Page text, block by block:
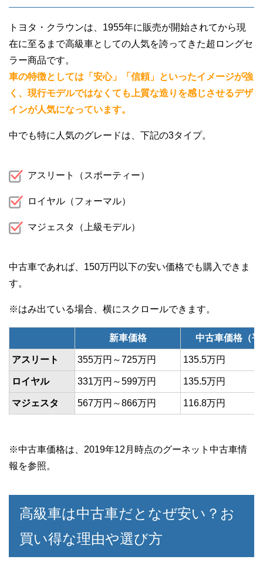
トヨタ・クラウンは、1955年に販売が開始されてから現
在に至るまで高級車としての人気を誇ってきた超ロングセ
ラー商品です。
車の特徴としては「安心」「信頼」といったイメージが強
く、現行モデルではなくても上質な造りを感じさせるデザ
インが人気になっています。
中でも特に人気のグレードは、下記の3タイプ。
アスリート（スポーティー）
ロイヤル（フォーマル）
マジェスタ（上級モデル）
中古車であれば、150万円以下の安い価格でも購入できま
す。
新車価格 中古車価格（
アスリート 355万円～725万円 135.5万円
ロイヤル 331万円～599万円 135.5万円
マジェスタ 567万円～866万円 116.8万円
※中古車価格は、2019年12月時点のグーネット中古車情
報を参照。
高級車は中古車だとなぜ安い？お
買い得な理由や選び方